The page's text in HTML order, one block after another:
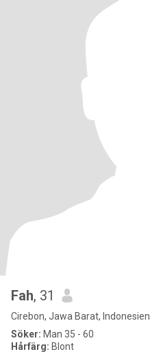
Fah, 31
Cirebon, Jawa Barat, Indonesien
Söker: Man 35 - 60
Hårfärg: Blont